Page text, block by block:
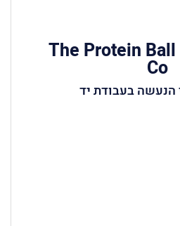
חטיף חלבון The Protein Ball
Co
הנעשה בעבודת יד